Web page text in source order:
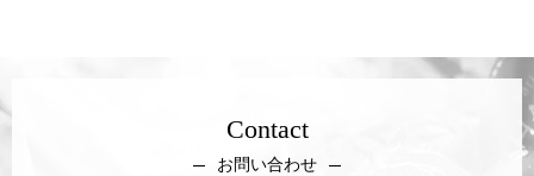
Contact
お問い合わせ